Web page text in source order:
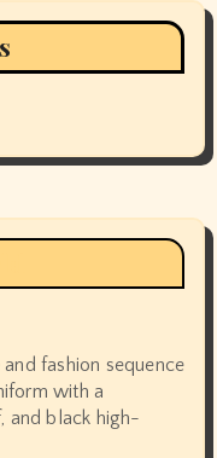
fashion sequence
with a
and black high-